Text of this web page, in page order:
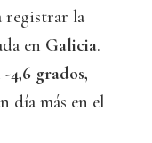
registrar la
en Galicia.
-4,6 grados,
día más en el